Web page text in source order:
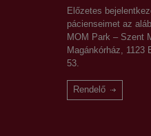
10 years ago
Figyelem!
5 years ago
Császármetszés
mutatták ki? Kell-e
Előzetes
pácienseimet az
MOM Park – Szent
Magánkórház, 1123
53.
Rendelő